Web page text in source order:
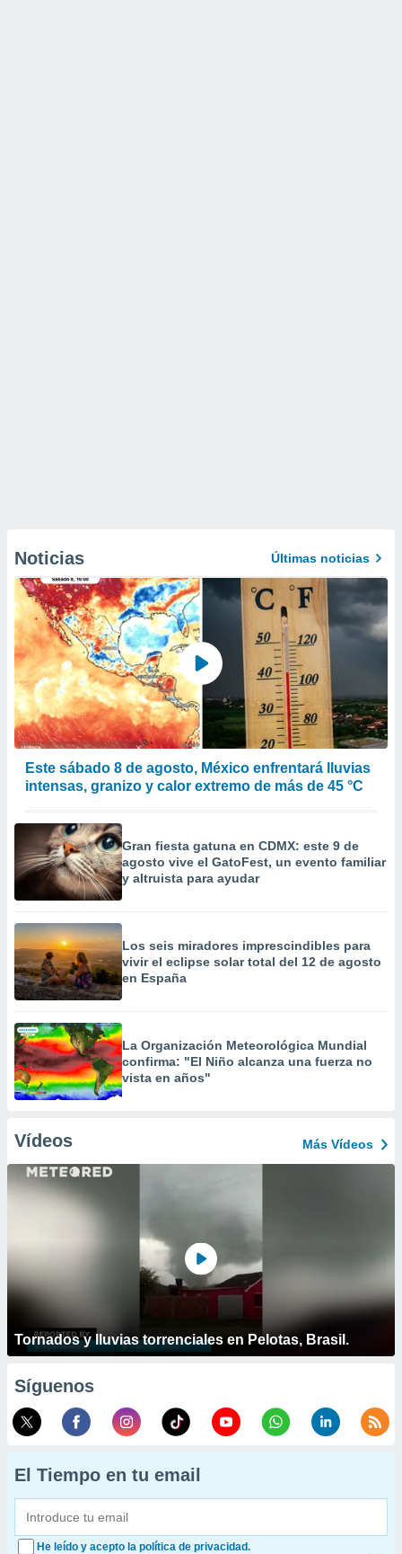
Noticias Últimas noticias
Este sábado 8 de agosto, México enfrentará lluvias
intensas, granizo y calor extremo de más de 45 °C
Gran fiesta gatuna en CDMX: este 9 de
agosto vive el GatoFest, un evento familiar
y altruista para ayudar
Los seis miradores imprescindibles para
vivir el eclipse solar total del 12 de agosto
en España
La Organización Meteorológica Mundial
confirma: "El Niño alcanza una fuerza no
vista en años"
Vídeos Más Vídeos
Tornados y lluvias torrenciales en Pelotas, Brasil.
Síguenos
El Tiempo en tu email
He leído y acepto la política de privacidad.